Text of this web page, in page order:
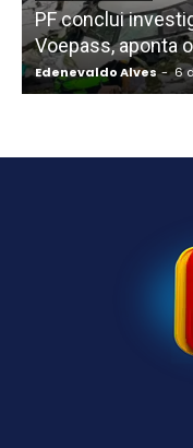
PF conclui
Voepass, aponta
Edenevaldo Alves - 6